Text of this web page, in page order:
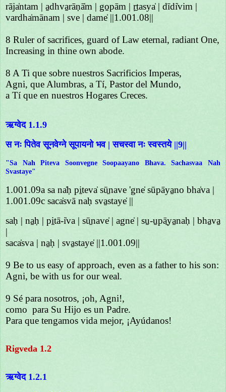
rāja̍ntam | a̱dhva̱rāṇā̍m | go̱pām | ṛ̱tasya̍ | dīdi̍vim |
vardha̍mānam | sve | dame̍ ||1.001.08||
8 Ruler of sacrifices, guard of Law eternal, radiant One,
Increasing in thine own abode.
8 A Ti que sobre nuestros Sacrificios Imperas,
Agni, que Alumbras, a Tí, Pastor del Mundo,
a Tí que en nuestros Hogares Creces.
ऋग्वेद 1.1.9
स नः पितेव सूनवेग्ने सूपायनो भव | सचस्वा नः स्वस्तये ||9||
"Sa Nah Piteva Soonvegne Soopaayano Bhava. Sachasvaa Nah
Svastaye"
1.001.09a sa na̍ḥ pi̱teva̍ sū̱nave 'gne̍ sūpāya̱no bha̍va |
1.001.09c saca̍svā naḥ sva̱staye̍ ||
saḥ | na̱ḥ | pi̱tā-i̍va | sū̱nave̍ | agne̍ | su̱-u̱pā̱ya̱naḥ | bha̱va̱
|
saca̍sva | na̱ḥ | sva̱staye̍ ||1.001.09||
9 Be to us easy of approach, even as a father to his son:
Agni, be with us for our weal.
9 Sé para nosotros, ¡oh, Agni!,
como para Su Hijo es un Padre.
Para que tengamos vida mejor, ¡Ayúdanos!
Rigveda 1.2
ऋग्वेद 1.2.1